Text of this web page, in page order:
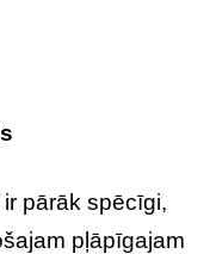
pārāk spēcīgi,
pļāpīgajam